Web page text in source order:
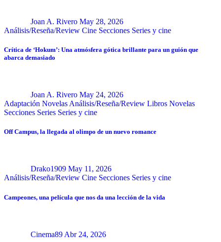
Joan A. Rivero May 28, 2026
Análisis/Reseña/Review Cine Secciones Series y cine
Crítica de ‘Hokum’: Una atmósfera gótica brillante para un guión que
abarca demasiado
Joan A. Rivero May 24, 2026
Adaptación Novelas Análisis/Reseña/Review Libros Novelas
Secciones Series Series y cine
Off Campus, la llegada al olimpo de un nuevo romance
Drako1909 May 11, 2026
Análisis/Reseña/Review Cine Secciones Series y cine
Campeones, una película que nos da una lección de la vida
Cinema89 Abr 24, 2026